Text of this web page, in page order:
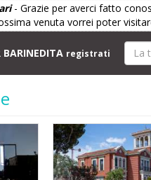
- Grazie per averci fatto
venuta vorrei poter
BARINEDITA registrati